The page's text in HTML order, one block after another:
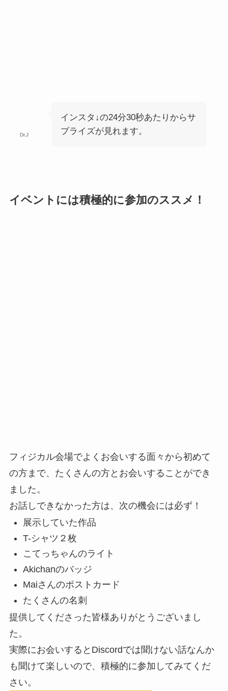
プライズが見れます。
の方まで、たくさんの方とお会いすることができ
ました。
お話しできなかった方は、次の機会には必ず！
展示していた作品
T-シャツ２枚
こてっちゃんのライト
Akichanのバッジ
Maiさんのポストカード
たくさんの名刺
提供してくださった皆様ありがとうございまし
た。
実際にお会いするとDiscordでは聞けない話なんか
も聞けて楽しいので、積極的に参加してみてくだ
さい。